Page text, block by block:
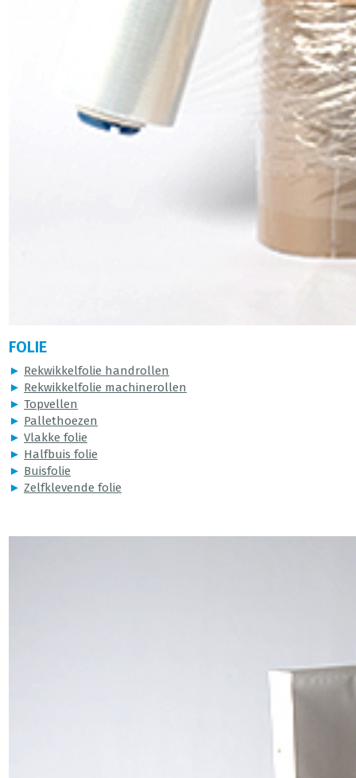
FOLIE
► Rekwikkelfolie handrollen
► Rekwikkelfolie machinerollen
► Topvellen
► Pallethoezen
► Vlakke folie
► Halfbuis folie
► Buisfolie
► Zelfklevende folie